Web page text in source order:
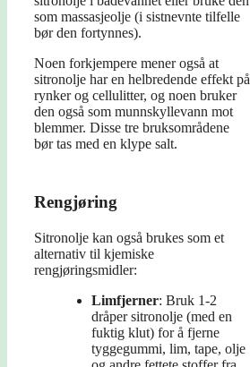
som massasjeolje (i sistnevnte tilfelle
bør den fortynnes).
Noen forkjempere mener også at
sitronolje har en helbredende effekt på
rynker og cellulitter, og noen bruker
den også som munnskyllevann mot
blemmer. Disse tre bruksområdene
bør tas med en klype salt.
Rengjøring
Sitronolje kan også brukes som et
alternativ til kjemiske
rengjøringsmidler:
Limfjerner: Bruk 1-2
dråper sitronolje (med en
fuktig klut) for å fjerne
tyggegummi, lim, tape, olje